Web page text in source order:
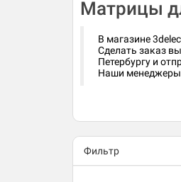
Матрицы
В магазине
Сделать заказ
Петербургу и
Наши менеджеры
Фильтр